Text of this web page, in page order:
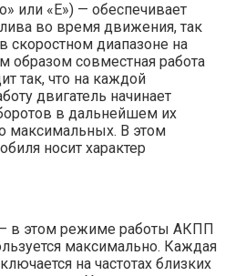
или «E») — обеспечивает
во время движения, так
скоростном диапазоне на
образом совместная работа
так, что на каждой
двигатель начинает
в дальнейшем их
максимальных. В этом
носит характер
в этом режиме работы АКПП
максимально. Каждая
на частотах близких